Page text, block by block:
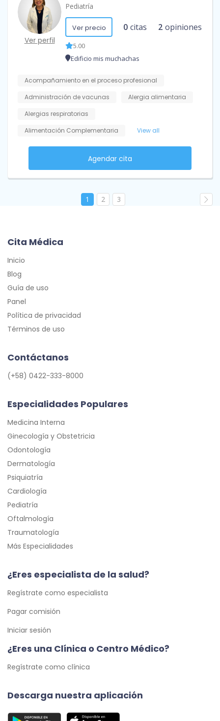
Ver perfil
Pediatría
Ver precio 0 citas 2 opiniones
5.00
Edificio mis muchachas
Acompañamiento en el proceso profesional
Administración de vacunas
Alergia alimentaria
Alergias respiratorias
Alimentación Complementaria
View all
Agendar cita
1 2 3
Cita Médica
Inicio
Blog
Guía de uso
Panel
Política de privacidad
Términos de uso
Contáctanos
(+58) 0422-333-8000
Especialidades Populares
Medicina Interna
Ginecología y Obstetricia
Odontología
Dermatología
Psiquiatría
Cardiología
Pediatría
Oftalmología
Traumatología
Más Especialidades
¿Eres especialista de la salud?
Regístrate como especialista
Pagar comisión
Iniciar sesión
¿Eres una Clínica o Centro Médico?
Regístrate como clínica
Descarga nuestra aplicación